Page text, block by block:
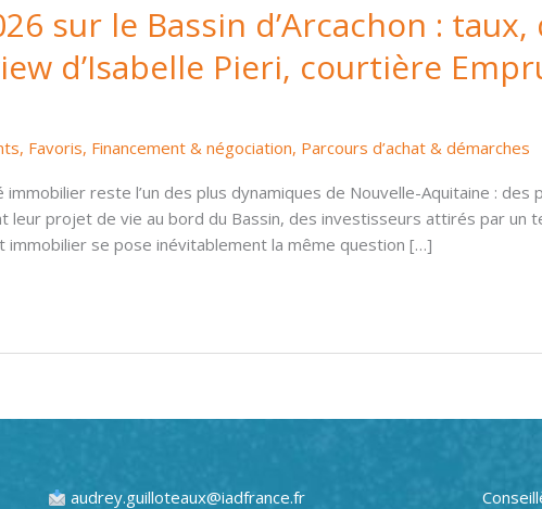
sur le Bassin d’Arcachon :
d’Isabelle Pieri, courtière
, Favoris, Financement & négociation, Parcours d’achat & démarches
immobilier reste l’un des plus dynamiques de Nouvelle-Aquitaine :
leur projet de vie au bord du Bassin, des investisseurs attirés par
immobilier se pose inévitablement la même question […]
audrey.guilloteaux@iadfrance.fr